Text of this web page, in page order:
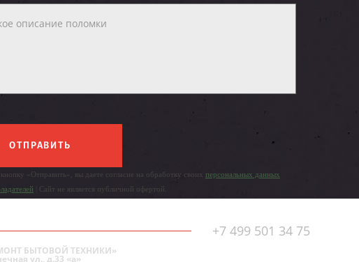
ОТПРАВИТЬ
«Отправить», вы даете согласие на обработку своих персональных данных
| Сайт не является публичной офертой.
+7 499 501 34 75
БЫТОВОЙ ТЕХНИКИ»
ул., д.33 «а»